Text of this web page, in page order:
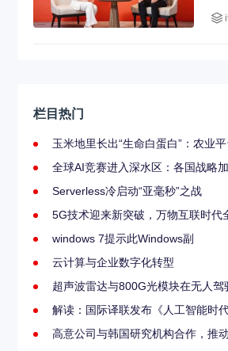
栏目热门
玉米地里长出“生命白蛋白”：农业
全球AI竞赛进入深水区：各国战略
Serverless冷启动“亚毫秒”之战
5G技术迎来新突破，万物互联时代
windows 7提示此Windows副
云计算与企业数字化转型
超声波雷达与800G光模块在无人驾
解读：国际译联发布《人工智能时
高意公司与韩国研究机构合作，推